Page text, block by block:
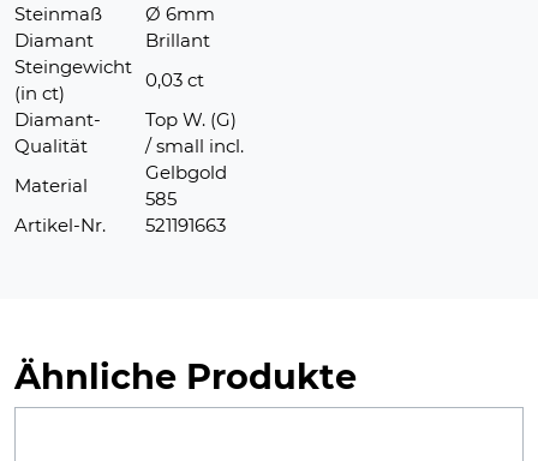
Steinmaß
Ø 6mm
Diamant
Brillant
Steingewicht
(in ct)
0,03 ct
Diamant-
Qualität
Top W. (G)
/ small incl.
Material
Gelbgold
585
Artikel-Nr.
521191663
Ähnliche Produkte